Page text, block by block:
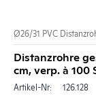
Ø26/31 PVC
Distanzrohre
cm, verp. à 100
Artikel-Nr: 126.128